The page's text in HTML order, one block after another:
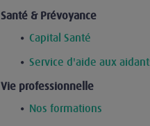
Santé & Prévoyance
Capital Santé
Service d'aide aux
Vie professionnelle
Nos formations